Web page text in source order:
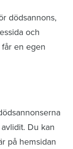
dödsannons,
och
en egen
Du kan
på hemsidan